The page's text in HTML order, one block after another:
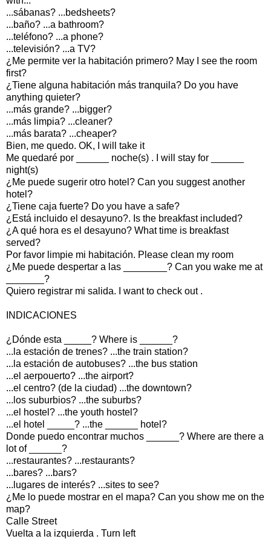
...sábanas? ...bedsheets?
...baño? ...a bathroom?
...teléfono? ...a phone?
...televisión? ...a TV?
¿Me permite ver la habitación primero? May I see the room
first?
¿Tiene alguna habitación más tranquila? Do you have
anything quieter?
...más grande? ...bigger?
...más limpia? ...cleaner?
...más barata? ...cheaper?
Bien, me quedo. OK, I will take it
Me quedaré por ______ noche(s) . I will stay for ______
night(s)
¿Me puede sugerir otro hotel? Can you suggest another
hotel?
¿Tiene caja fuerte? Do you have a safe?
¿Está incluido el desayuno?. Is the breakfast included?
¿A qué hora es el desayuno? What time is breakfast
served?
Por favor limpie mi habitación. Please clean my room
¿Me puede despertar a las ________? Can you wake me at
_______?
Quiero registrar mi salida. I want to check out .
INDICACIONES
¿Dónde esta _____? Where is ______?
...la estación de trenes? ...the train station?
...la estación de autobuses? ...the bus station
...el aerpouerto? ...the airport?
...el centro? (de la ciudad) ...the downtown?
...los suburbios? ...the suburbs?
...el hostel? ...the youth hostel?
...el hotel _____? ...the ______ hotel?
Donde puedo encontrar muchos ______? Where are there a
lot of ______?
...restaurantes? ...restaurants?
...bares? ...bars?
...lugares de interés? ...sites to see?
¿Me lo puede mostrar en el mapa? Can you show me on the
map?
Calle Street
Vuelta a la izquierda . Turn left